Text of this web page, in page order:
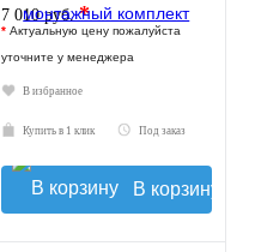
7 010 руб.*
* Актуальную цену пожалуйста
уточните у менеджера
В избранное
Купить в 1 клик Под заказ
В корзину